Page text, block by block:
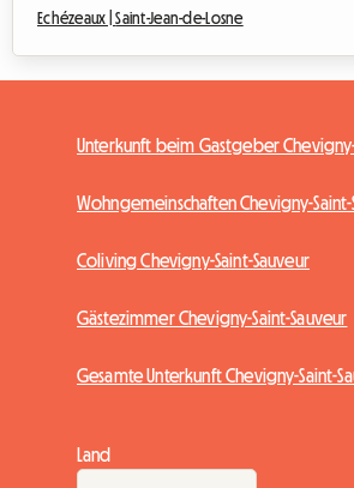
Echézeaux |Saint-Jean-de-Losne
Unterkunft beim Gastgeber
Wohngemeinschaften Chevigny-Saint-
Coliving Chevigny-Saint-Sauveur
Gästezimmer Chevigny-Saint-Sauveur
Gesamte Unterkunft Chevigny-Saint-
Land